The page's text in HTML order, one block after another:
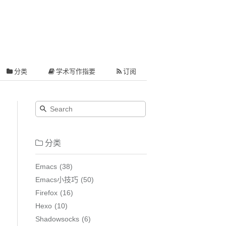
分类 学术写作指要 订阅
分类
Emacs
38
Emacs小技巧
50
Firefox
16
Hexo
10
Shadowsocks
6